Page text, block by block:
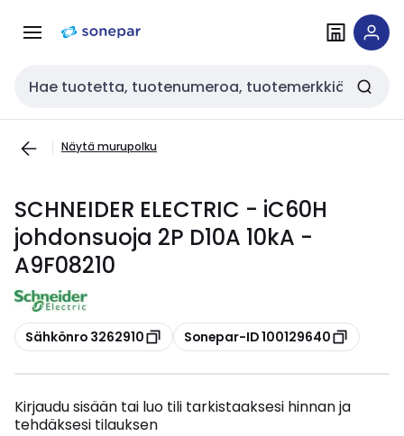
navigointiinsisältöön
Haku
Näytä murupolku
SCHNEIDER ELECTRIC - iC60H
johdonsuoja 2P D10A 10kA -
A9F08210
Kopioi
Sähkönro 3262910 Kopioi
Sonepar-ID 100129640
Kirjaudu sisään tai luo tili tarkistaaksesi hinnan ja
tehdäksesi tilauksen